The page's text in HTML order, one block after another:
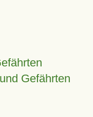
Gefährten